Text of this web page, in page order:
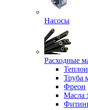
Насосы
Расходные
Труба
Фреон
Масла